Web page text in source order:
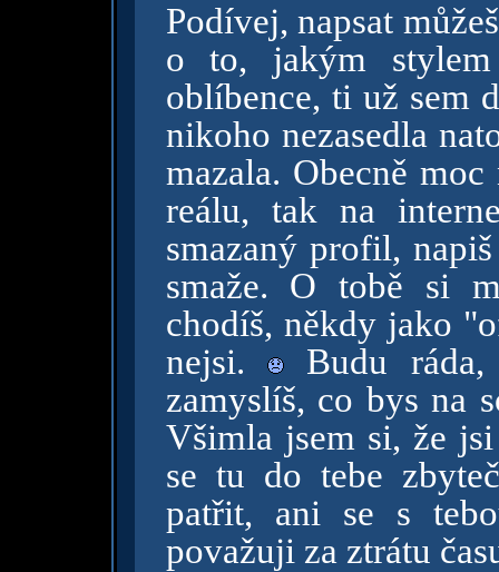
Podívej, napsat
o to, jakým
oblíbence, ti už sem
nikoho nezasedla
mazala. Obecně
reálu, tak na
smazaný profil,
smaže. O tobě si
chodíš, někdy jako
nejsi.
Budu ráda,
zamyslíš, co bys na
Všimla jsem si, že
se tu do tebe
patřit, ani se s
považuji za ztrátu